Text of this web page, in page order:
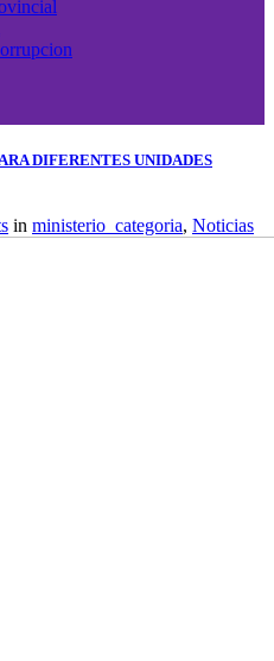
DIFERENTES UNIDADES
in ministerio_categoria, Noticias